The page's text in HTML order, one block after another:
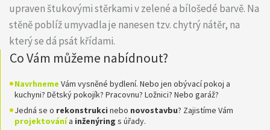
upraven štukovými stěrkami v zelené a bílošedé barvě. Na
stěně poblíž umyvadla je nanesen tzv. chytrý nátěr, na
který se dá psát křídami.
Co Vám můžeme nabídnout?
Navrhneme Vám vysněné bydlení. Nebo jen obývací pokoj a
kuchyni? Dětský pokojík? Pracovnu? Ložnici? Nebo garáž?
Jedná se o rekonstrukci nebo novostavbu? Zajistíme Vám
projektovánía inženýring s úřady.